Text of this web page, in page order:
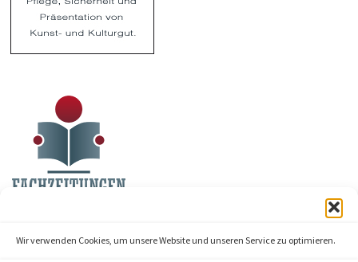
Wir verwenden Cookies, um unsere Website und unseren Service zu optimieren.